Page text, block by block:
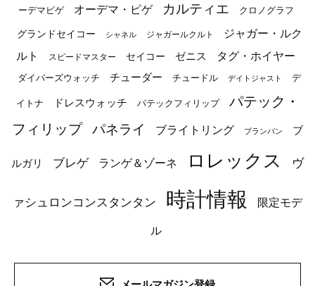
ーデマピゲ オーデマ・ピゲ カルティエ クロノグラフ
グランドセイコー シャネル ジャガールクルト
ジャガー・ルク
ルト
スピードマスター セイコー ゼニス タグ・ホイヤー
ダイバーズウォッチ チューダー チュードル デイトジャスト デ
イトナ ドレスウォッチ パテックフィリップ
パテック・
フィリップ
パネライ ブライトリング ブランパン ブ
ルガリ ブレゲ ランゲ＆ゾーネ ロレックス ヴ
ァシュロンコンスタンタン 時計情報 限定モデ
ル